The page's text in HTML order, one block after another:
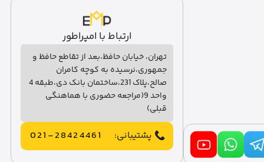
ارتباط با امپراطور
تهران، خیابان حافظ،بعد از تقاطع حافظ و
جمهوری،نرسیده به کوچه کامران
صالح،پلاک 231،ساختمان بانک دی،طبقه 4
واحد 9(مراجعه حضوری با هماهنگی
قبلی)
پشتیبانی: 021-28424461